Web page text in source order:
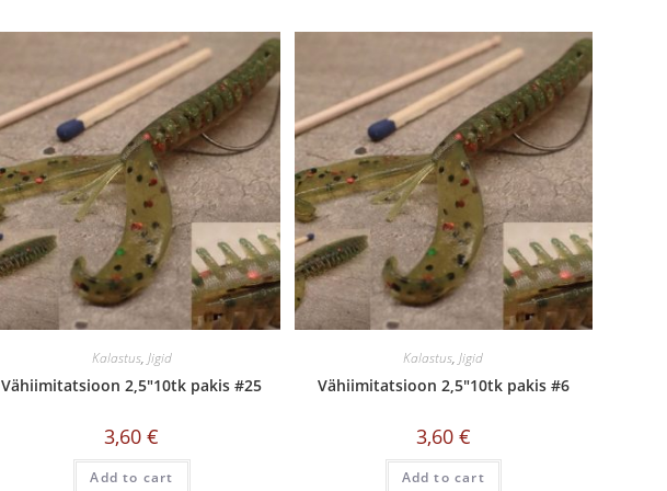
Kalastus, Jigid
Vähiimitatsioon 2,5″10tk pakis #25
3,60€
Add to cart
Kalastus,Jigid
Vähiimitatsioon 2,5″10tk pakis #6
3,60 €
Add to cart